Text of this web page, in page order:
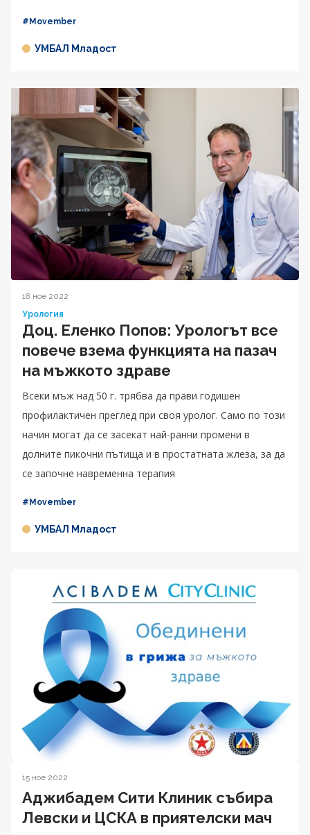
#Movember
УМБАЛ Младост
18 ное 2022
Урология
Доц. Еленко Попов: Урологът все
повече взема функцията на пазач
на мъжкото здраве
Всеки мъж над 50 г. трябва да прави годишен
профилактичен преглед при своя уролог. Само по този
начин могат да се засекат най-ранни промени в
долните пикочни пътища и в простатната жлеза, за да
се започне навременна терапия
#Movember
УМБАЛ Младост
15 ное 2022
Аджибадем Сити Клиник събира
Левски и ЦСКА в приятелски мач